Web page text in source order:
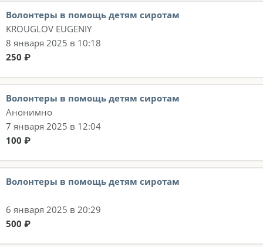
Волонтеры в помощь детям сиротам
KROUGLOV EUGENIY
8 января 2025 в 10:18
250 ₽
Волонтеры в помощь детям сиротам
Анонимно
7 января 2025 в 12:04
100 ₽
Волонтеры в помощь детям сиротам
6 января 2025 в 20:29
500 ₽